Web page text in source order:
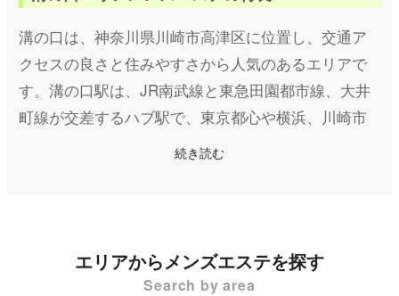
溝の口は、神奈川県川崎市高津区に位置し、交通ア
クセスの良さと住みやすさから人気のあるエリアで
す。溝の口駅は、JR南武線と東急田園都市線、大井
町線が交差するハブ駅で、東京都心や横浜、川崎市
内へのアクセスが非常に便利です。駅周辺は商業施
ファミリー層や単身者にも好まれる街となっていま
す。 溝の口は、交通の便が良いだけでなく、多摩川
続き読む
エリアからメンズエステを探す
Search by area